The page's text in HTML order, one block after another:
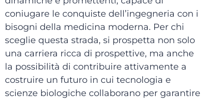
coniugare le conquiste dell’ingegneria con i
bisogni della medicina moderna. Per chi
sceglie questa strada, si prospetta non solo
una carriera ricca di prospettive, ma anche
la possibilità di contribuire attivamente a
costruire un futuro in cui tecnologia e
scienze biologiche collaborano per garantire